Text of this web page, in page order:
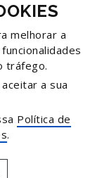
melhorar a
tráfego.
a sua
Política de
.